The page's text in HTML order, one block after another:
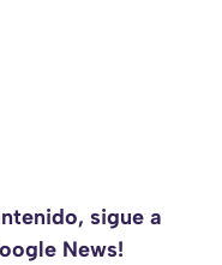
sigue a
News!